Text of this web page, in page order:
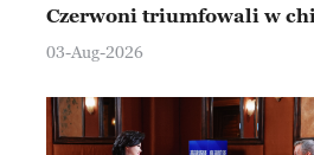
Czerwoni triumfowali w
Ningbo
03-Aug-2026